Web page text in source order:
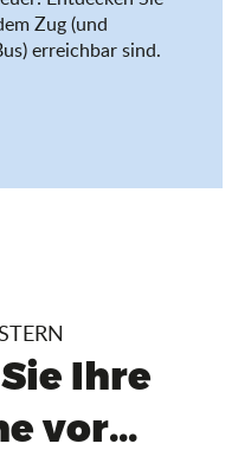
Zug (und
erreichbar sind.
Ihre
vor...